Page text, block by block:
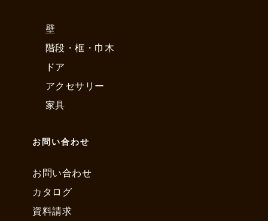
壁
階段・框・巾木
ドア
アクセサリー
家具
お問い合わせ
お問い合わせ
カタログ
資料請求